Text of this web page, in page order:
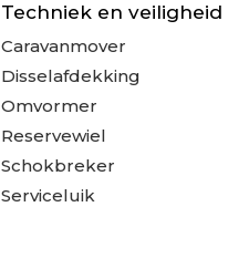
Techniek en veiligheid
Caravanmover
Disselafdekking
Omvormer
Reservewiel
Schokbreker
Serviceluik